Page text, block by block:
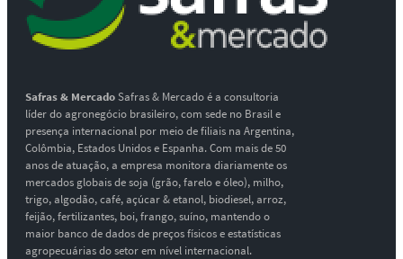
Safras & MercadoSafras & Mercado é a consultoria
líder do agronegócio brasileiro, com sede no Brasil e
presença internacional por meio de filiais na Argentina,
Colômbia, Estados Unidos e Espanha. Com mais de 50
anos de atuação, a empresa monitora diariamente os
mercados globais de soja (grão, farelo e óleo), milho,
trigo, algodão, café, açúcar & etanol, biodiesel, arroz,
feijão, fertilizantes, boi, frango, suíno, mantendo o
maior banco de dados de preços físicos e estatísticas
agropecuárias do setor em nível internacional.